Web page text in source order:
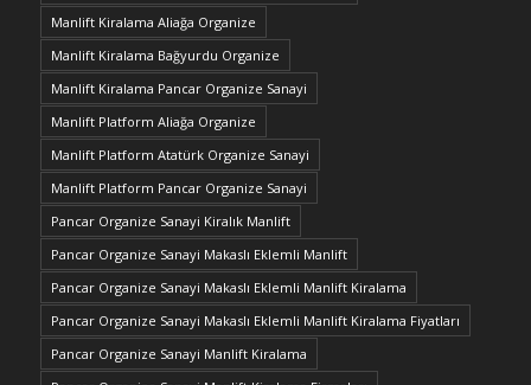
Manlift Kiralama Aliağa Organize
Manlift Kiralama Bağyurdu Organize
Manlift Kiralama Pancar Organize Sanayi
Manlift Platform Aliağa Organize
Manlift Platform Atatürk Organize Sanayi
Manlift Platform Pancar Organize Sanayi
Pancar Organize Sanayi Kiralık Manlift
Pancar Organize Sanayi Makaslı Eklemli Manlift
Pancar Organize Sanayi Makaslı Eklemli Manlift Kiralama
Pancar Organize Sanayi Makaslı Eklemli Manlift Kiralama Fiyatları
Pancar Organize Sanayi Manlift Kiralama